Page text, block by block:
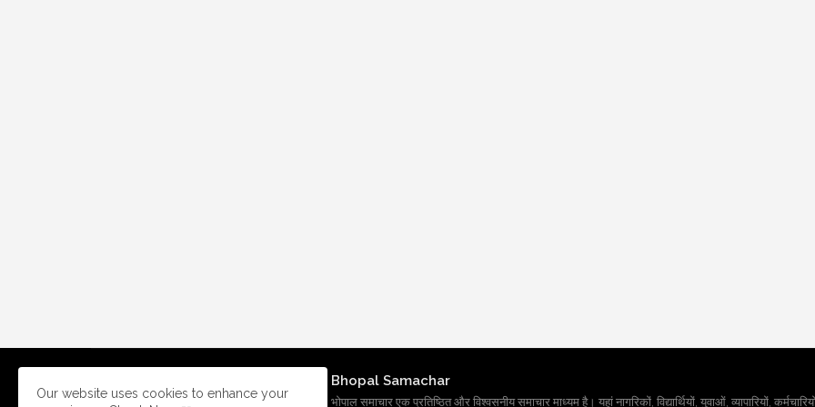
Bhopal Samachar
भोपाल समाचार एक प्रतिष्ठित और विश्वसनीय समाचार माध्यम है। यहां नागरिकों, विद्यार्थियों, युवाओं, व्यापारियों,
Our website uses cookies to enhance your